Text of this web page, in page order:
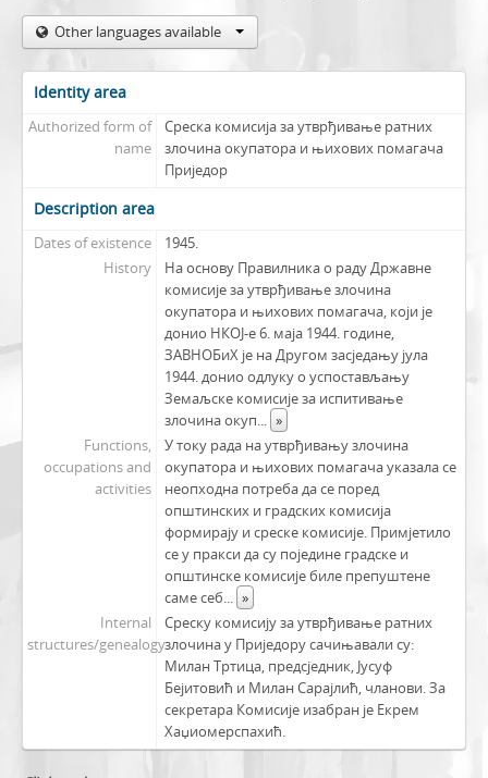
Other languages available
Identity area
Authorized form of
name
Среска комисија за утврђивање ратних
злочина окупатора и њихових помагача
Приједор
Description area
Dates of existence
1945.
History
На основу Правилника о раду Државне
комисије за утврђивање злочина
окупатора и њихових помагача, који је
донио НКОЈ-е 6. маја 1944. године,
ЗАВНОБиХ је на Другом засједању јула
1944. донио одлуку о успостављању
Земаљске комисије за испитивање
злочина окуп... »
Functions,
occupations and
activities
У току рада на утврђивању злочина
окупатора и њихових помагача указала се
неопходна потреба да се поред
општинских и градских комисија
формирају и среске комисије. Примјетило
се у пракси да су поједине градске и
општинске комисије биле препуштене
саме себ... »
Internal
structures/genealogy
Среску комисију за утврђивање ратних
злочина у Приједору сачињавали су:
Милан Тртица, предсједник, Јусуф
Бејитовић и Милан Сарајлић, чланови. За
секретара Комисије изабран је Екрем
Хаџиомерспахић.